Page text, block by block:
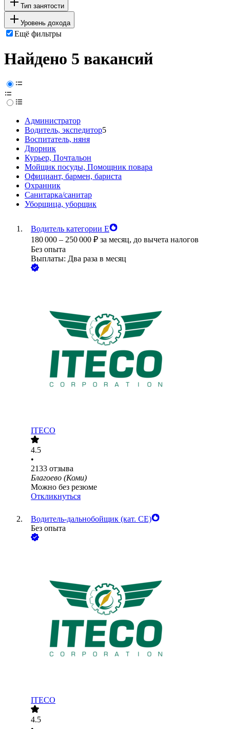
Тип занятости
Уровень дохода
Ещё фильтры
Найдено 5 вакансий
Администратор
Водитель, экспедитор5
Воспитатель, няня
Дворник
Курьер, Почтальон
Мойщик посуды, Помощник повара
Официант, бармен, бариста
Охранник
Санитарка/санитар
Уборщица, уборщик
Водитель категории Е
180 000 – 250 000 ₽ за месяц, до вычета налогов
Без опыта
Выплаты: Два раза в месяц
ITECO
4.5
•
2133 отзыва
Благоево (Коми)
Можно без резюме
Откликнуться
Водитель-дальнобойщик (кат. CE)
Без опыта
ITECO
4.5